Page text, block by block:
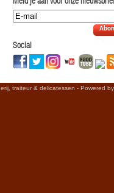
Social
traiteur & delicatessen - Powered